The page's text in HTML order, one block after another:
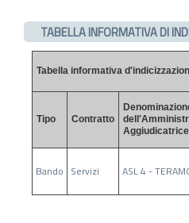
TABELLA INFORMATIVA DI
Tabella informativa
Tipo Contratto
Aggiudicatrice
Bando Servizi ASL 4 -